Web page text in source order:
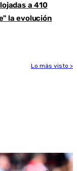
a 410
la evolución
Lo más visto >